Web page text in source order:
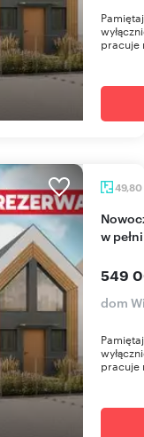
pracuje
49,80
Nowoczesny dom nad Bałtykiem, 150 m od plaży,
w
549
dom
pracuje